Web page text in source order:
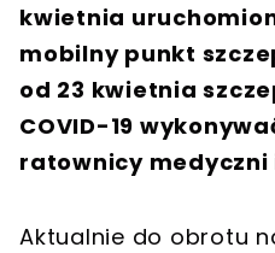
kwietnia
mobilny punkt
od 23 kwietnia
COVID-19
ratownicy
Aktualnie do obrotu